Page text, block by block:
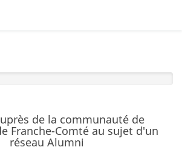
de ce questionnaire.
de la communauté de
Franche-Comté au sujet d'un
réseau Alumni